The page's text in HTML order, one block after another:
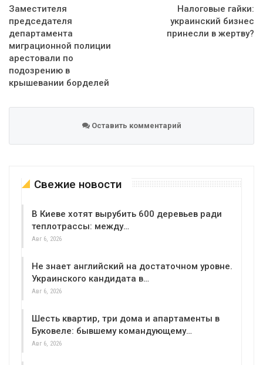
Заместителя
председателя
департамента
миграционной полиции
арестовали по
подозрению в
крышевании борделей
Налоговые гайки:
украинский бизнес
принесли в жертву?
Оставить комментарий
Свежие новости
В Киеве хотят вырубить 600 деревьев ради
теплотрассы: между…
Авг 6, 2026
Не знает английский на достаточном уровне.
Украинского кандидата в…
Авг 6, 2026
Шесть квартир, три дома и апартаменты в
Буковеле: бывшему командующему…
Авг 6, 2026